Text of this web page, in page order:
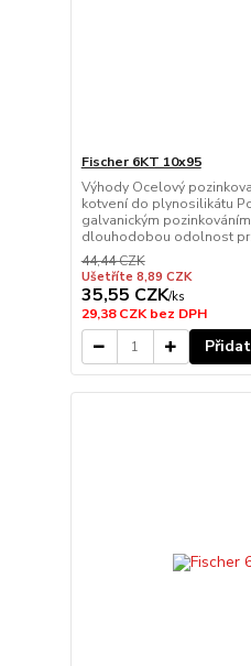
Fischer 6KT 10x95
Výhody Ocelový
kotvení do plynosilikátu
galvanickým
dlouhodobou odolnost
44,44 CZK
Ušetříte 8,89 CZK
35,55 CZK/ks
29,38 CZKbez DPH